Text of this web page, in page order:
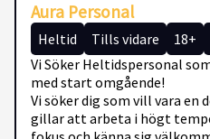
Aura Personal
Heltid Tills vidare 18+
Vi Söker Heltidspersonal
med start omgående!
Vi söker dig som vill vara en
gillar att arbeta i högt